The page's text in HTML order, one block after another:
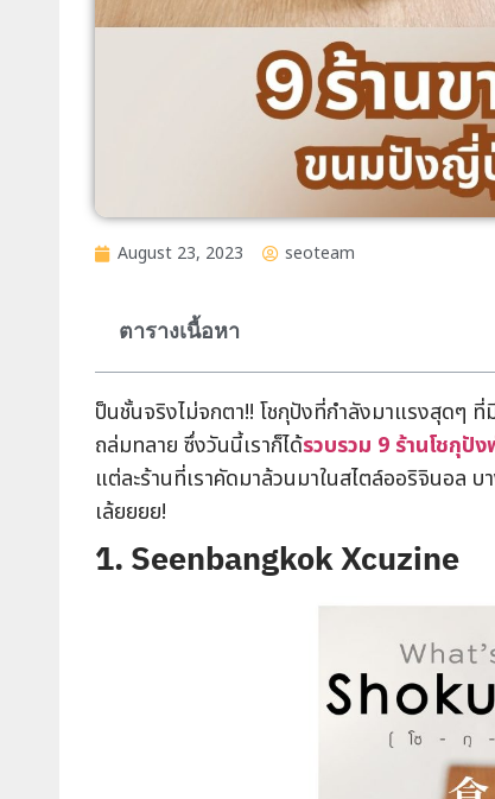
August 23, 2023 seoteam
ตารางเนื้อหา
ป็นชั้นจริงไม่จกตา!! โชกุปังที่กำลังมาแรงสุดๆ
ถล่มทลาย ซึ่งวันนี้เราก็ได้รวบรวม 9 ร้านโชกุปั
แต่ละร้านที่เราคัดมาล้วนมาในสไตล์ออริจินอล
เล้ยยยย!
1. Seenbangkok Xcuzine